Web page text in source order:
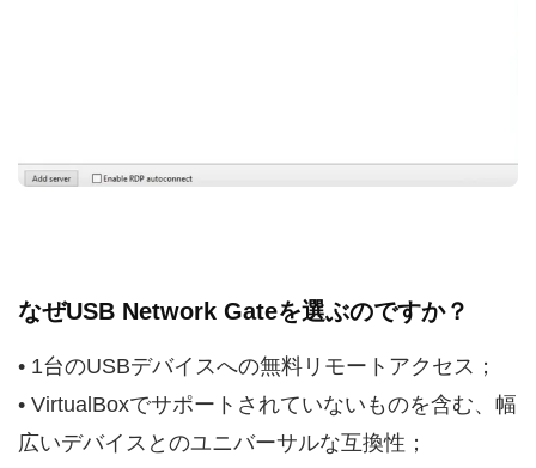
なぜUSB Network Gateを選ぶのですか？
• 1台のUSBデバイスへの無料リモートアクセス；
• VirtualBoxでサポートされていないものを含む、幅
広いデバイスとのユニバーサルな互換性；